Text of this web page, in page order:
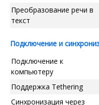
Преобразование речи в
текст
Подключение и
Подключение к
компьютеру
Поддержка Tethering
Синхронизация через